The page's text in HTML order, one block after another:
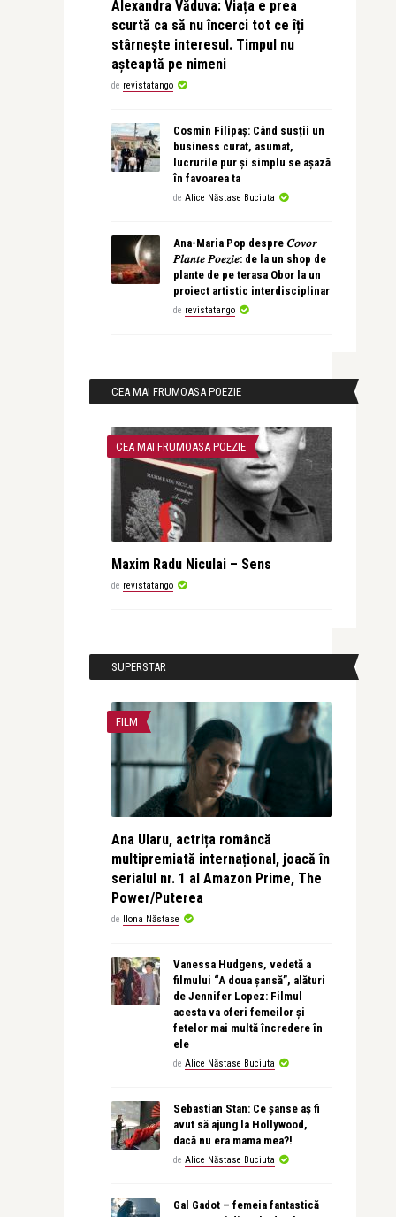
Alexandra Văduva: Viața e prea
scurtă ca să nu încerci tot ce îți
stârnește interesul. Timpul nu
așteaptă pe nimeni
de revistatango
Cosmin Filipaș: Când susții un
business curat, asumat,
lucrurile pur și simplu se așază
în favoarea ta
de Alice Năstase Buciuta
Ana-Maria Pop despre 𝐶𝑜𝑣𝑜𝑟
𝑃𝑙𝑎𝑛𝑡𝑒 𝑃𝑜𝑒𝑧𝑖𝑒: de la un shop de
plante de pe terasa Obor la un
proiect artistic interdisciplinar
de revistatango
CEA MAI FRUMOASA POEZIE
CEA MAI FRUMOASA POEZIE
Maxim Radu Niculai – Sens
de revistatango
SUPERSTAR
FILM
Ana Ularu, actrița româncă
multipremiată internațional, joacă în
serialul nr. 1 al Amazon Prime, The
Power/Puterea
de Ilona Năstase
Vanessa Hudgens, vedetă a
filmului “A doua șansă”, alături
de Jennifer Lopez: Filmul
acesta va oferi femeilor și
fetelor mai multă încredere în
ele
de Alice Năstase Buciuta
Sebastian Stan: Ce șanse aș fi
avut să ajung la Hollywood,
dacă nu era mama mea?!
de Alice Năstase Buciuta
Gal Gadot – femeia fantastică